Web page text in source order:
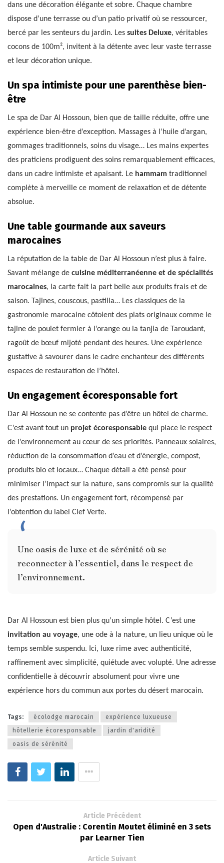
dans une décoration élégante et sobre. Chaque chambre
dispose d’une terrasse ou d’un patio privatif où se ressourcer,
bercé par les senteurs du jardin. Les suites Deluxe, véritables
cocons de 100m², invitent à la détente avec leur vaste terrasse
et leur décoration unique.
Un spa intimiste pour une parenthèse bien-
être
Le spa de Dar Al Hossoun, bien que de taille réduite, offre une
expérience bien-être d’exception. Massages à l’huile d’argan,
gommages traditionnels, soins du visage… Les mains expertes
des praticiens prodiguent des soins remarquablement efficaces,
dans un cadre intimiste et apaisant. Le hammam traditionnel
complète à merveille ce moment de relaxation et de détente
absolue.
Une table gourmande aux saveurs
marocaines
La réputation de la table de Dar Al Hossoun n’est plus à faire.
Savant mélange de cuisine méditerranéenne et de spécialités
marocaines, la carte fait la part belle aux produits frais et de
saison. Tajines, couscous, pastilla… Les classiques de la
gastronomie marocaine côtoient des plats originaux comme le
tajine de poulet fermier à l’orange ou la tanjia de Taroudant,
ragoût de bœuf mijoté pendant des heures. Une expérience
gustative à savourer dans le cadre enchanteur des différents
espaces de restauration de l’hôtel.
Un engagement écoresponsable fort
Dar Al Hossoun ne se contente pas d’être un hôtel de charme.
C’est avant tout un projet écoresponsable qui place le respect
de l’environnement au cœur de ses priorités. Panneaux solaires,
réduction de la consommation d’eau et d’énergie, compost,
produits bio et locaux… Chaque détail a été pensé pour
minimiser l’impact sur la nature, sans compromis sur la qualité
des prestations. Un engagement fort, récompensé par
l’obtention du label Clef Verte.
Une oasis de luxe et de sérénité où se
reconnecter à l’essentiel, dans le respect de
l’environnement.
Dar Al Hossoun est bien plus qu’un simple hôtel. C’est une
invitation au voyage, une ode à la nature, un lieu unique où le
temps semble suspendu. Ici, luxe rime avec authenticité,
raffinement avec simplicité, quiétude avec volupté. Une adresse
confidentielle à découvrir absolument pour vivre une
expérience hors du commun aux portes du désert marocain.
Tags: écolodge marocain
expérience luxueuse
hôtellerie écoresponsable
jardin d'aridité
oasis de sérénité
Article Précédent
Open d'Australie : Corentin Moutet éliminé en 3 sets
par Learner Tien
Article Suivant